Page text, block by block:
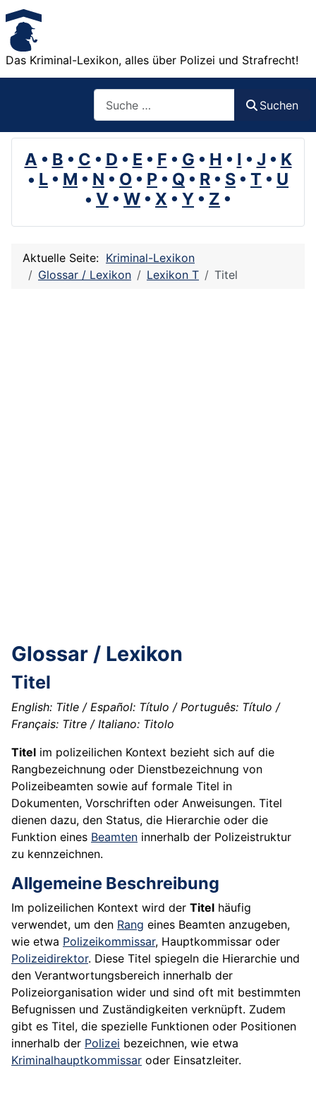
Das Kriminal-Lexikon, alles über Polizei und Strafrecht!
Suchen
A • B • C • D • E • F • G • H • I • J • K
• L • M • N • O • P • Q • R • S • T • U
• V • W • X • Y • Z •
Aktuelle Seite: Kriminal-Lexikon
Glossar / Lexikon
Lexikon T Titel
Glossar / Lexikon
Titel
English: Title / Español: Título / Português: Título /
Français: Titre / Italiano: Titolo
Titel im polizeilichen Kontext bezieht sich auf die
Rangbezeichnung oder Dienstbezeichnung von
Polizeibeamten sowie auf formale Titel in
Dokumenten, Vorschriften oder Anweisungen. Titel
dienen dazu, den Status, die Hierarchie oder die
Funktion eines Beamten innerhalb der Polizeistruktur
zu kennzeichnen.
Allgemeine Beschreibung
Im polizeilichen Kontext wird der Titel häufig
verwendet, um den Rang eines Beamten anzugeben,
wie etwa Polizeikommissar, Hauptkommissar oder
Polizeidirektor. Diese Titel spiegeln die Hierarchie und
den Verantwortungsbereich innerhalb der
Polizeiorganisation wider und sind oft mit bestimmten
Befugnissen und Zuständigkeiten verknüpft. Zudem
gibt es Titel, die spezielle Funktionen oder Positionen
innerhalb der Polizei bezeichnen, wie etwa
Kriminalhauptkommissar oder Einsatzleiter.